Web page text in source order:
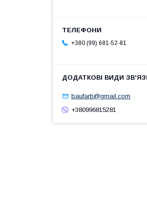
+380 (99) 681-52-81
baufarb@gmail.com
+380996815281